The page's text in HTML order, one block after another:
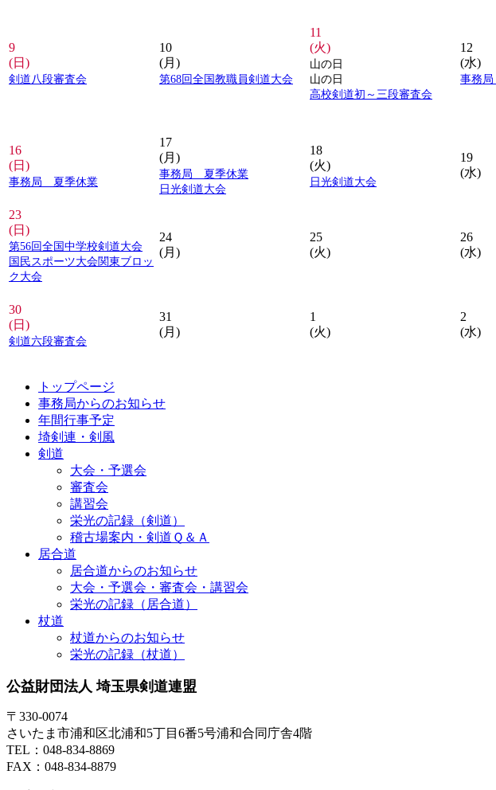
9
(日)
剣道八段審査会
10
(月)
第68回全国教職員剣道大会
11
(火)
山の日
山の日
高校剣道初～三段審査会
12
(水)
事務
16
(日)
事務局 夏季休業
17
(月)
事務局 夏季休業
日光剣道大会
18
(火)
日光剣道大会
19
(水)
23
(日)
第56回全国中学校剣道大会
国民スポーツ大会関東ブロッ
ク大会
24
(月)
25
(火)
26
(水)
30
(日)
剣道六段審査会
31
(月)
1
(火)
2
(水)
トップページ
事務局からのお知らせ
年間行事予定
埼剣連・剣風
剣道
大会・予選会
審査会
講習会
栄光の記録（剣道）
稽古場案内・剣道Ｑ＆Ａ
居合道
居合道からのお知らせ
大会・予選会・審査会・講習会
栄光の記録（居合道）
杖道
杖道からのお知らせ
栄光の記録（杖道）
公益財団法人 埼玉県剣道連盟
〒330-0074
さいたま市浦和区北浦和5丁目6番5号浦和合同庁舎4階
TEL：048-834-8869
FAX：048-834-8879